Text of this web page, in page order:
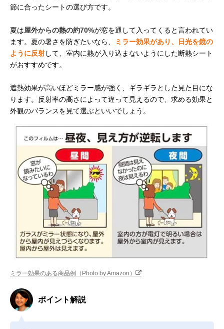
節に合ったシートの選び方です。
夏は屋外からの熱の約70%が窓を通して入ってくると言われてい
ます。夏の暑さを防ぎたいなら、
ミラー効果があり、日光を鏡の
ように反射して、室内に熱が入り込まないようにした断熱シート
がおすすめです。
遮熱効果が高いほどミラー感が強く、ギラギラとした見た目にな
ります。反射率の高さによって違って見えるので、求める効果と
外観のバランスを見て選ぶといいでしょう。
ミラー効果のある商品例（Photo by Amazon）
ポイント解説